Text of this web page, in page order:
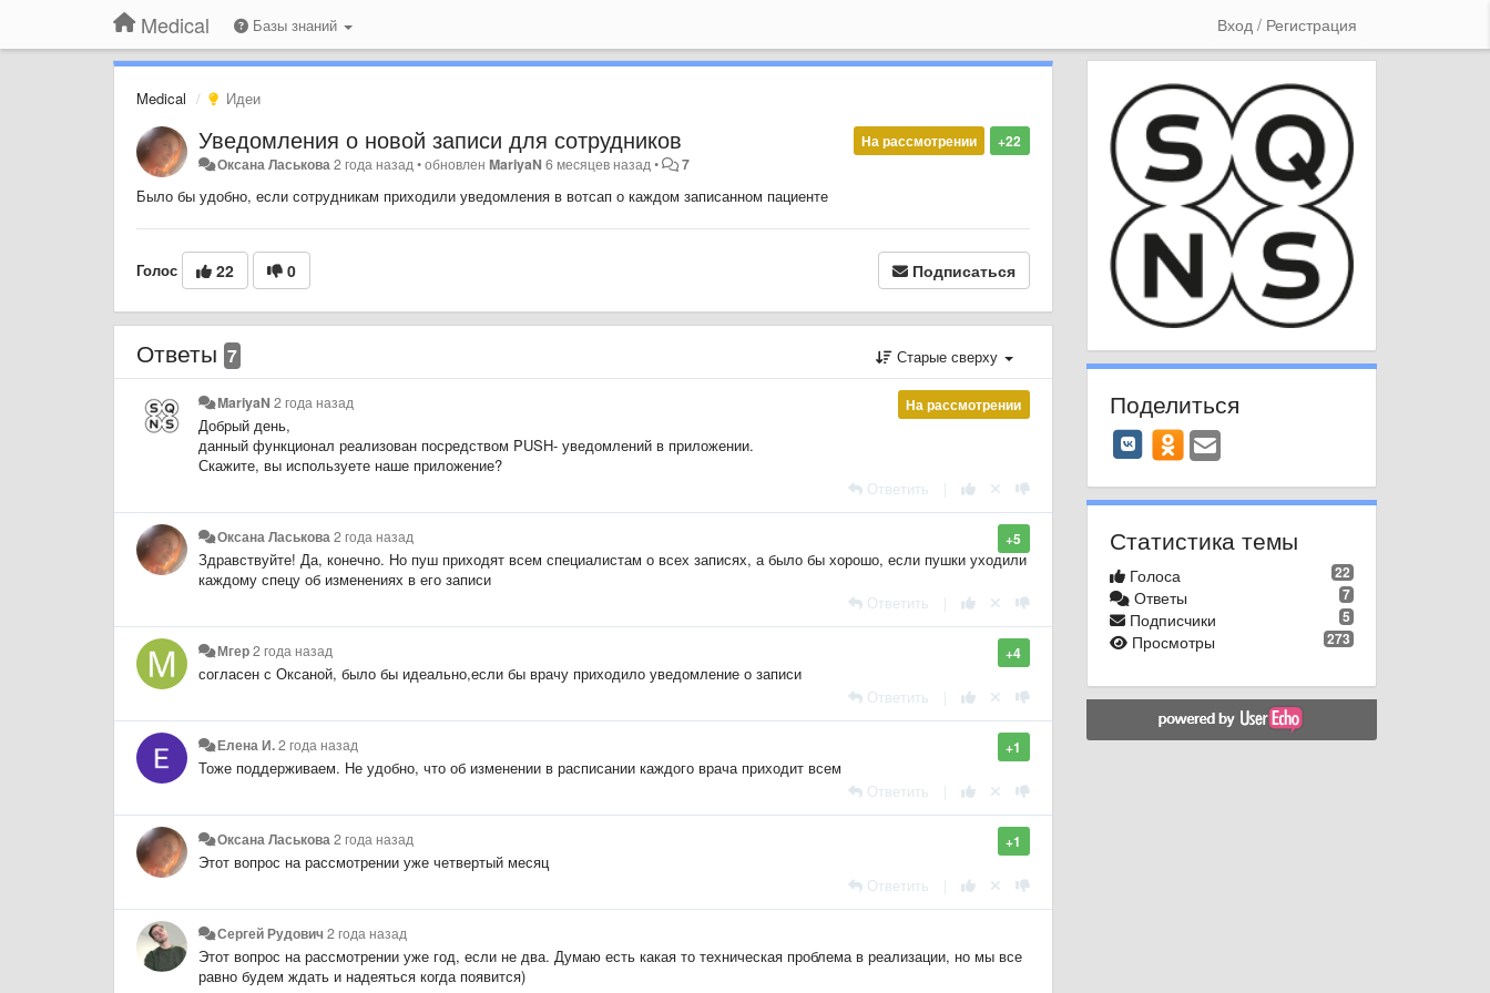
Medical Базы знаний Вход / Регистрация
Medical Идеи
+22
На рассмотрении
Уведомления о новой записи для сотрудников
Оксана Ласькова2 года назад•обновленMariyaN 6 месяцев назад• 7
Было бы удобно, если сотрудникам приходили уведомления в вотсап о каждом записанном пациенте
Голос 22 0 Подписаться
Ответы 7 Старые сверху
На рассмотрении
MariyaN 2 года назад
Добрый день,
данный функционал реализован посредством PUSH- уведомлений в приложении.
Скажите, вы используете наше приложение?
Ответить
+5
Оксана Ласькова2 года назад
Здравствуйте! Да, конечно. Но пуш приходят всем специалистам о всех записях, а было бы хорошо, если пушки уходили
каждому спецу об изменениях в его записи
Ответить
+4
Мгер2 года назад
согласен с Оксаной, было бы идеально,если бы врачу приходило уведомление о записи
Ответить
+1
Елена И.2 года назад
Тоже поддерживаем. Не удобно, что об изменении в расписании каждого врача приходит всем
Ответить
+1
Оксана Ласькова2 года назад
Этот вопрос на рассмотрении уже четвертый месяц
Ответить
Сергей Рудович 2 года назад
Этот вопрос на рассмотрении уже год, если не два. Думаю есть какая то техническая проблема в реализации, но мы все
равно будем ждать и надеяться когда появится)
Поделиться
Статистика темы
22
Голоса
7
Ответы
5
Подписчики
273
Просмотры